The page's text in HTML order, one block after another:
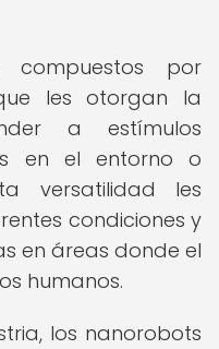
compuestos por
les otorgan la
a estímulos
en el entorno o
versatilidad les
condiciones y
en áreas donde el
humanos.
los nanorobots